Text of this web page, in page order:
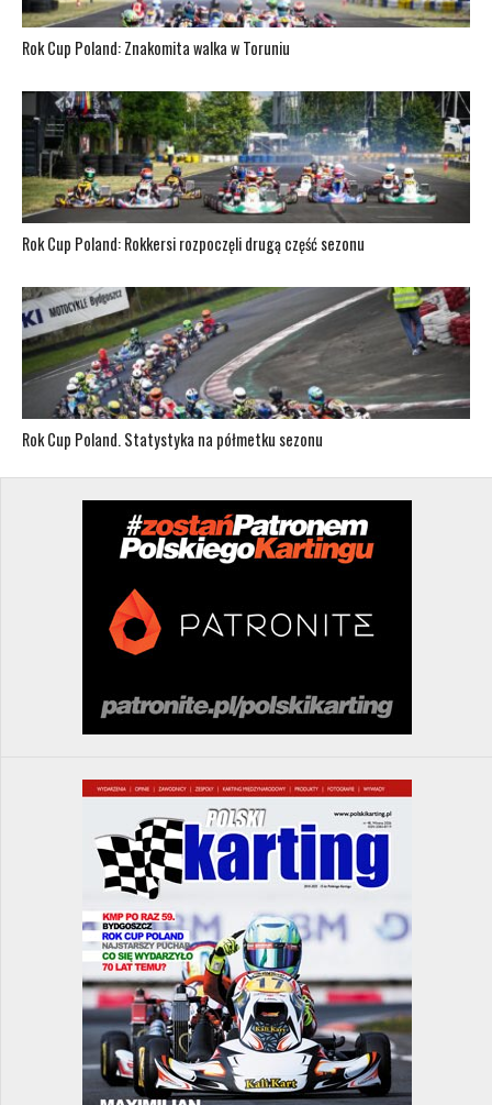
Rok Cup Poland: Znakomita walka w Toruniu
Rok Cup Poland: Rokkersi rozpoczęli drugą część sezonu
Rok Cup Poland. Statystyka na półmetku sezonu